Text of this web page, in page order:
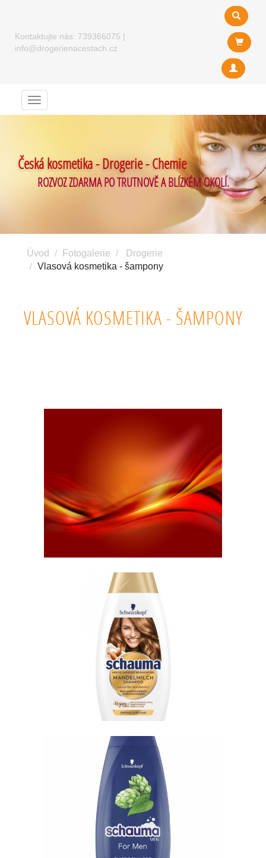
Kontaktujte nás: 739366075 |
info@drogerienacestach.cz
Menu
Česká kosmetika - Drogerie - Chemie
ROZVOZ ZDARMA PO TRUTNOVĚ A BLÍZKÉM OKOLÍ.
Úvod Fotogalerie
Drogerie
Vlasová kosmetika - šampony
VLASOVÁ KOSMETIKA - ŠAMPONY